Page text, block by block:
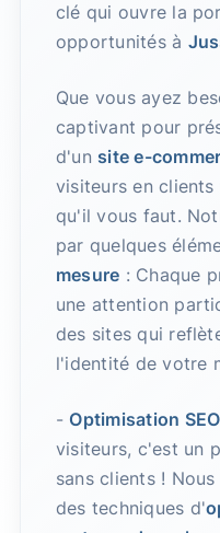
clé qui ouvre la
opportunités à
Que vous ayez
captivant pour
d'un site e-
visiteurs en
qu'il vous faut.
par quelques
mesure : Chaque
une attention
des sites qui
l'identité de votre
- Optimisation SEO
visiteurs, c'est un
sans clients !
des techniques d'